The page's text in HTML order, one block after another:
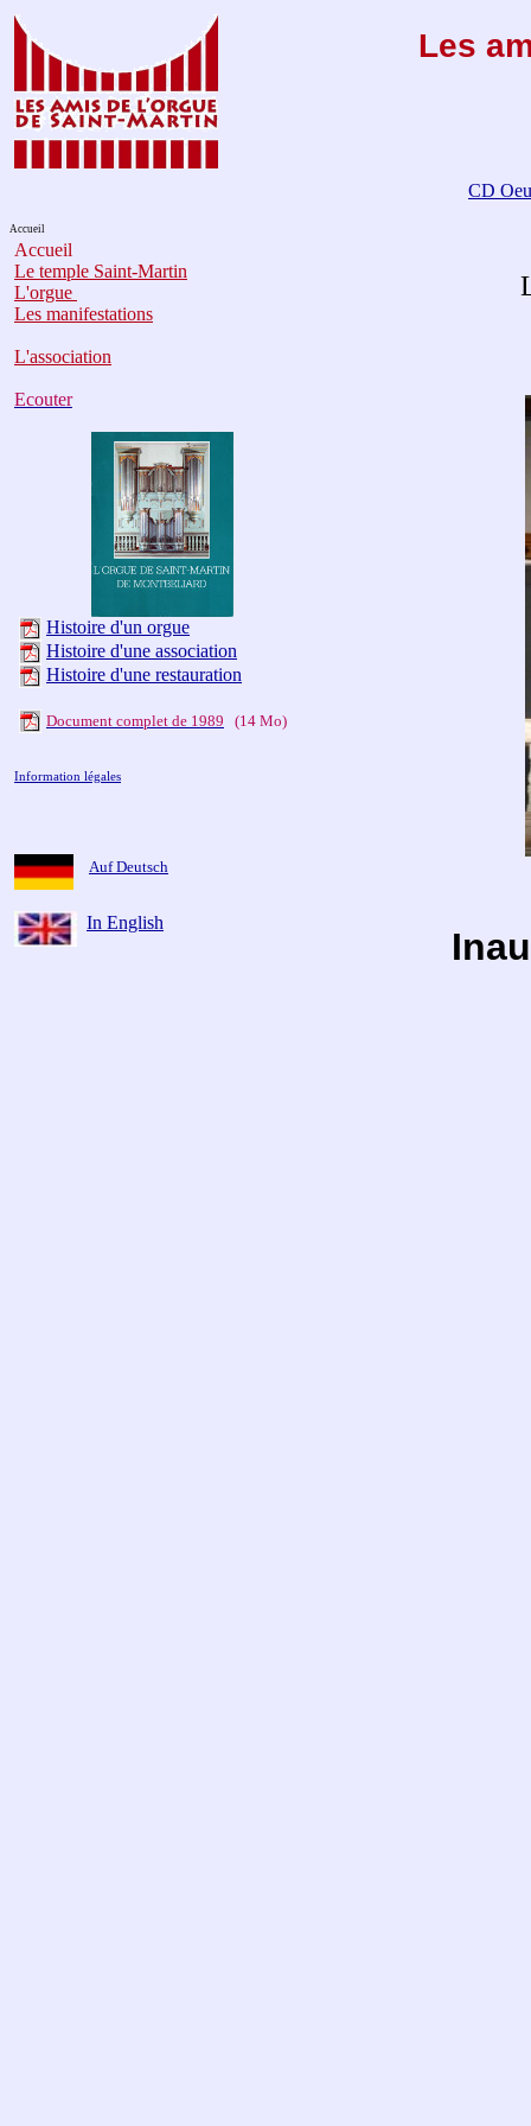
Les
CD
Accueil
Accueil
Le temple Saint-Martin
L'orgue
Les manifestations
L'association
Ecouter
Histoire d'un orgue
Histoire d'une association
Histoire d'une restauration
Document complet de 1989 (14 Mo)
Information légales
Auf Deutsch
In English